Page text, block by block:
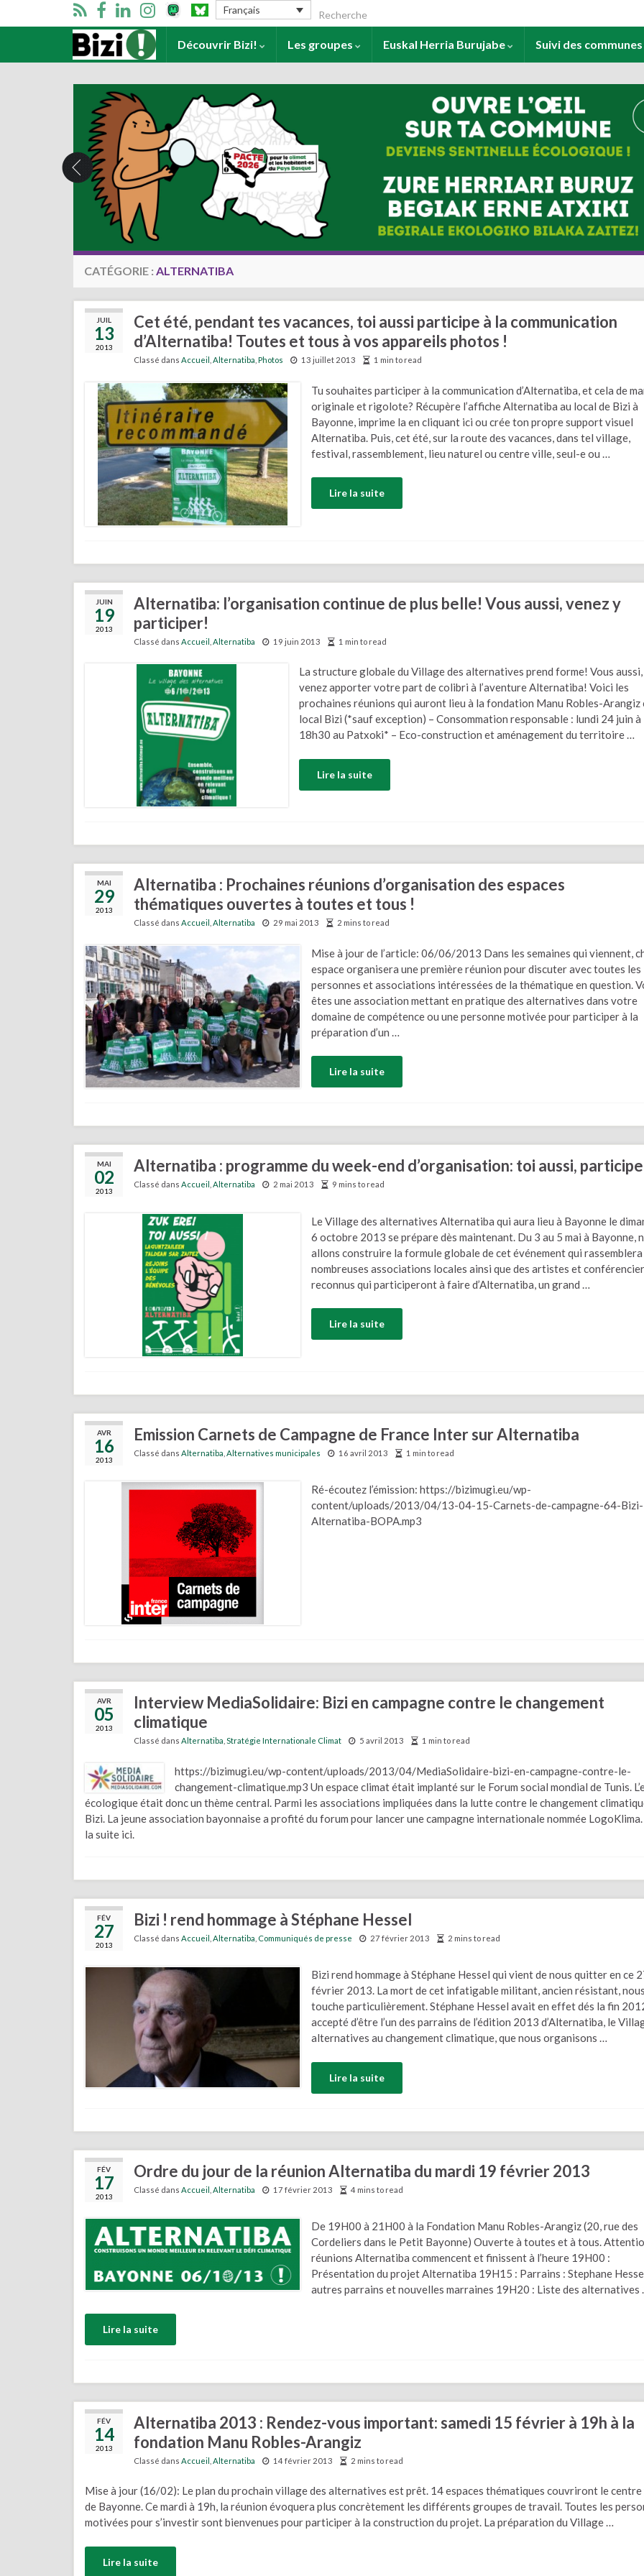
Français Search for:
Accueil Découvrir Bizi! Les groupes Euskal Herria Burujabe Suivi des communes
CATÉGORIE : ALTERNATIBA
JUIL
13
2013
Cet été, pendant tes vacances, toi aussi participe à la communication
d’Alternatiba! Toutes et tous à vos appareils photos !
Classé dans Accueil Alternatiba Photos 13 juillet 2013 1 min to read
Tu souhaites participer à la communication d’Alternatiba, et cela de
originale et rigolote? Récupère l’affiche Alternatiba au local de Bizi à
Bayonne, imprime la en cliquant ici ou crée ton propre support visuel
Alternatiba. Puis, cet été, sur la route des vacances, dans tel village,
festival, rassemblement, lieu naturel ou centre ville, seul-e ou …
Lire la suite
JUIN
19
2013
Alternatiba: l’organisation continue de plus belle! Vous aussi, venez y
participer!
Classé dans Accueil Alternatiba 19 juin 2013 1 min to read
La structure globale du Village des alternatives prend forme! Vous aussi,
venez apporter votre part de colibri à l’aventure Alternatiba! Voici les
prochaines réunions qui auront lieu à la fondation Manu Robles-Arangiz
local Bizi (*sauf exception) – Consommation responsable : lundi 24 juin à
18h30 au Patxoki* – Eco-construction et aménagement du territoire …
Lire la suite
MAI
29
2013
Alternatiba : Prochaines réunions d’organisation des espaces
thématiques ouvertes à toutes et tous !
Classé dans Accueil Alternatiba 29 mai 2013 2 mins to read
Mise à jour de l’article: 06/06/2013 Dans les semaines qui viennent,
espace organisera une première réunion pour discuter avec toutes les
personnes et associations intéressées de la thématique en question.
êtes une association mettant en pratique des alternatives dans votre
domaine de compétence ou une personne motivée pour participer à la
préparation d’un …
Lire la suite
MAI
02
2013
Alternatiba : programme du week-end d’organisation: toi aussi,
Classé dans Accueil Alternatiba 2 mai 2013 9 mins to read
Le Village des alternatives Alternatiba qui aura lieu à Bayonne le
6 octobre 2013 se prépare dès maintenant. Du 3 au 5 mai à Bayonne,
allons construire la formule globale de cet événement qui rassemblera
nombreuses associations locales ainsi que des artistes et
reconnus qui participeront à faire d’Alternatiba, un grand …
Lire la suite
AVR
16
2013
Emission Carnets de Campagne de France Inter sur Alternatiba
Classé dans Alternatiba Alternatives municipales 16 avril 2013 1 min to read
Ré-écoutez l’émission: https://bizimugi.eu/wp-
content/uploads/2013/04/13-04-15-Carnets-de-campagne-64-Bizi-
Alternatiba-BOPA.mp3
AVR
05
2013
Interview MediaSolidaire: Bizi en campagne contre le changement
climatique
Classé dans Alternatiba Stratégie Internationale Climat 5 avril 2013 1 min to read
https://bizimugi.eu/wp-content/uploads/2013/04/MediaSolidaire-bizi-en-campagne-contre-le-
changement-climatique.mp3 Un espace climat était implanté sur le Forum social mondial de Tunis.
écologique était donc un thème central. Parmi les associations impliquées dans la lutte contre le changement
Bizi. La jeune association bayonnaise a profité du forum pour lancer une campagne internationale nommée
la suite ici.
FÉV
27
2013
Bizi ! rend hommage à Stéphane Hessel
Classé dans Accueil Alternatiba Communiqués de presse 27 février 2013 2 mins to read
Bizi rend hommage à Stéphane Hessel qui vient de nous quitter en ce
février 2013. La mort de cet infatigable militant, ancien résistant, nous
touche particulièrement. Stéphane Hessel avait en effet dés la fin
accepté d’être l’un des parrains de l’édition 2013 d’Alternatiba, le
alternatives au changement climatique, que nous organisons …
Lire la suite
FÉV
17
2013
Ordre du jour de la réunion Alternatiba du mardi 19 février 2013
Classé dans Accueil Alternatiba 17 février 2013 4 mins to read
De 19H00 à 21H00 à la Fondation Manu Robles-Arangiz (20, rue des
Cordeliers dans le Petit Bayonne) Ouverte à toutes et à tous.
réunions Alternatiba commencent et finissent à l’heure 19H00 :
Présentation du projet Alternatiba 19H15 : Parrains : Stephane
autres parrains et nouvelles marraines 19H20 : Liste des alternatives
Lire la suite
FÉV
14
2013
Alternatiba 2013 : Rendez-vous important: samedi 15 février à 19h à la
fondation Manu Robles-Arangiz
Classé dans Accueil Alternatiba 14 février 2013 2 mins to read
Mise à jour (16/02): Le plan du prochain village des alternatives est prêt. 14 espaces thématiques couvriront le
de Bayonne. Ce mardi à 19h, la réunion évoquera plus concrètement les différents groupes de travail. Toutes les
motivées pour s’investir sont bienvenues pour participer à la construction du projet. La préparation du Village …
Lire la suite